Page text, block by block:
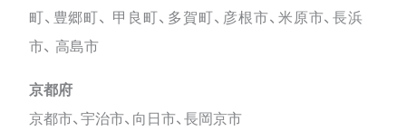
町、豊郷町、 甲良町、多賀町、彦根市、米原市、長浜
市、 高島市
京都府
京都市、宇治市、向日市、長岡京市